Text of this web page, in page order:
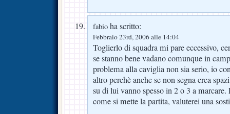
fabio ha scritto:
Febbraio 23rd, 2006 alle 14:04
Toglierlo di squadra mi pare eccessivo,
se stanno bene vadano comunque in
problema alla caviglia non sia serio, io
altro perchè anche se non segna crea
su di lui vanno spesso in 2 o 3 a marcare.
come si mette la partita, valuterei una